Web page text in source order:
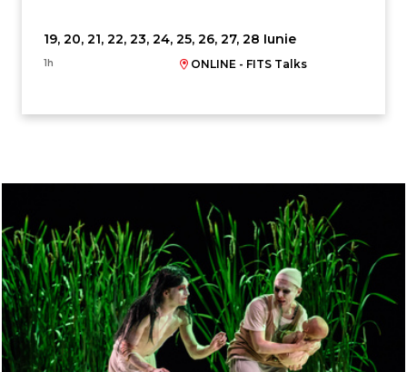
19, 20, 21, 22, 23, 24, 25, 26, 27, 28 Iunie
1h ONLINE - FITS Talks